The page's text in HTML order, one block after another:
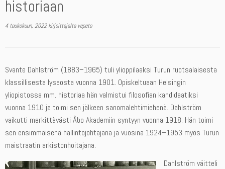
historiaan
4 toukokuun, 2022 kirjoittajaltavepeto
Svante Dahlström (1883–1965) tuli ylioppilaaksi Turun ruotsalaisesta
klassillisesta lyseosta vuonna 1901. Opiskeltuaan Helsingin
yliopistossa mm. historiaa hän valmistui filosofian kandidaatiksi
vuonna 1910 ja toimi sen jälkeen sanomalehtimiehenä. Dahlström
vaikutti merkittävästi Åbo Akademiin syntyyn vuonna 1918. Hän toimi
sen ensimmäisenä hallintojohtajana ja vuosina 1924–1953 myös Turun
maistraatin arkistonhoitajana.
Dahlström väitteli